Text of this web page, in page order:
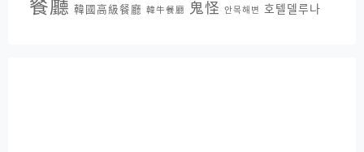
餐廳 韓國高級餐廳 韓牛餐廳 鬼怪 안목해변 호텔델루나